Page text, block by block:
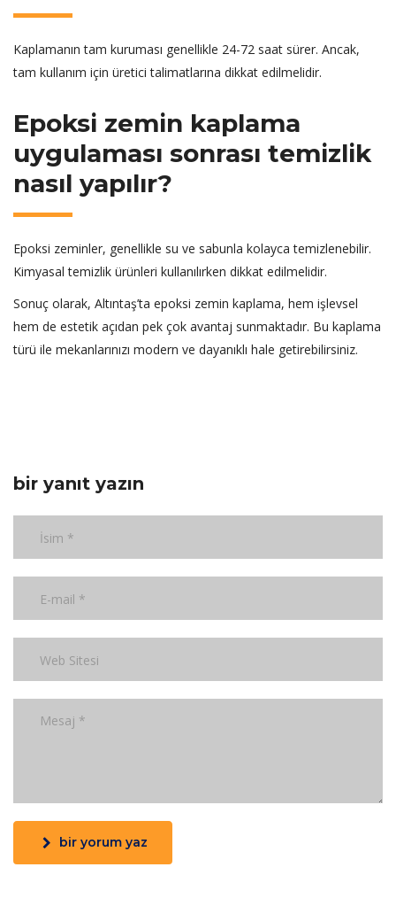
Kaplamanın tam kuruması genellikle 24-72 saat sürer. Ancak,
tam kullanım için üretici talimatlarına dikkat edilmelidir.
Epoksi zemin kaplama
uygulaması sonrası temizlik
nasıl yapılır?
Epoksi zeminler, genellikle su ve sabunla kolayca temizlenebilir.
Kimyasal temizlik ürünleri kullanılırken dikkat edilmelidir.
Sonuç olarak, Altıntaş’ta epoksi zemin kaplama, hem işlevsel
hem de estetik açıdan pek çok avantaj sunmaktadır. Bu kaplama
türü ile mekanlarınızı modern ve dayanıklı hale getirebilirsiniz.
bir yanıt yazın
bir yorum yaz